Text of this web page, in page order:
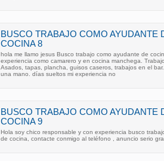
BUSCO TRABAJO COMO AYUDANTE
COCINA 8
hola me llamo jesus Busco trabajo como ayudante de
experiencia como camarero y en cocina manchega.
Asados, tapas, plancha, guisos caseros, trabajos en el
una mano. días sueltos mi experiencia no
BUSCO TRABAJO COMO AYUDANTE
COCINA 9
Hola soy chico responsable y con experiencia busco
de cocina, contacte conmigo al teléfono , anuncio serio